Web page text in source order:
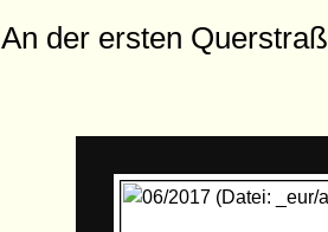
An der ersten